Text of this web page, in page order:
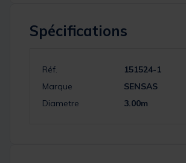
Spécifications
Réf.
151524-1
Marque
SENSAS
Diametre
3.00m